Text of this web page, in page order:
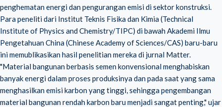
penghematan energi dan pengurangan emisi di sektor konstruksi.
Para peneliti dari Institut Teknis Fisika dan Kimia (Technical
Institute of Physics and Chemistry/TIPC) di bawah Akademi Ilmu
Pengetahuan China (Chinese Academy of Sciences/CAS) baru-baru
ini memublikasikan hasil penelitian mereka di jurnal Matter.
"Material bangunan berbasis semen konvensional menghabiskan
banyak energi dalam proses produksinya dan pada saat yang sama
menghasilkan emisi karbon yang tinggi, sehingga pengembangan
material bangunan rendah karbon baru menjadi sangat penting," ujar